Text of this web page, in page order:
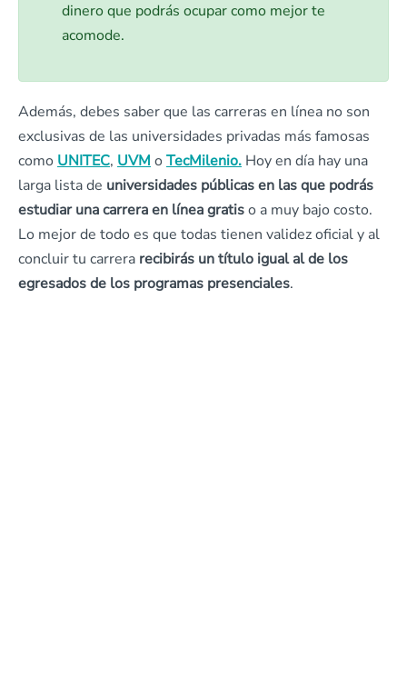
dinero que podrás ocupar como mejor te
acomode.
Además, debes saber que las carreras en línea no son
exclusivas de las universidades privadas más famosas
como UNITEC, UVM o TecMilenio. Hoy en día hay una
larga lista de universidades públicas en las que podrás
estudiar una carrera en línea gratiso a muy bajo costo.
Lo mejor de todo es que todas tienen validez oficial y al
concluir tu carrera recibirás un título igual al de los
egresados de los programas presenciales.